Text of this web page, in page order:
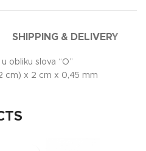
SHIPPING & DELIVERY
obliku slova “O”
cm) x 2 cm x 0,45 mm